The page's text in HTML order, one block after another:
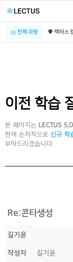
전체 과정
이전 학습
본 페이지는 LECTUS
현재 순차적으로 신규 학
부탁드리겠습니다.
Re:콘타생성
길기윤
작성자 길기윤